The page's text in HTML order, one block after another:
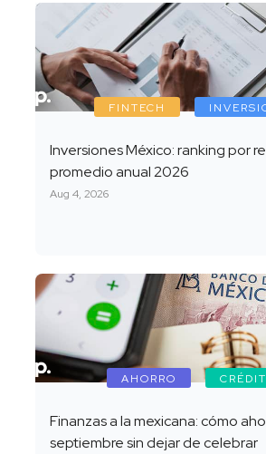
FINTECH
Inversiones México: ranking por
promedio anual 2026
Aug 4, 2026
AHORRO
Finanzas a la mexicana: cómo
septiembre sin dejar de celebrar